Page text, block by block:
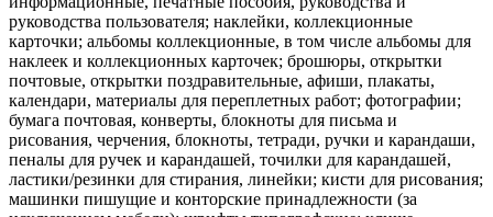
руководства пользователя; наклейки, коллекционные
карточки; альбомы коллекционные, в том числе альбомы для
наклеек и коллекционных карточек; брошюры, открытки
почтовые, открытки поздравительные, афиши, плакаты,
календари, материалы для переплетных работ; фотографии;
бумага почтовая, конверты, блокноты для письма и
рисования, черчения, блокноты, тетради, ручки и карандаши,
пеналы для ручек и карандашей, точилки для карандашей,
ластики/резинки для стирания, линейки; кисти для рисования;
машинки пишущие и конторские принадлежности (за